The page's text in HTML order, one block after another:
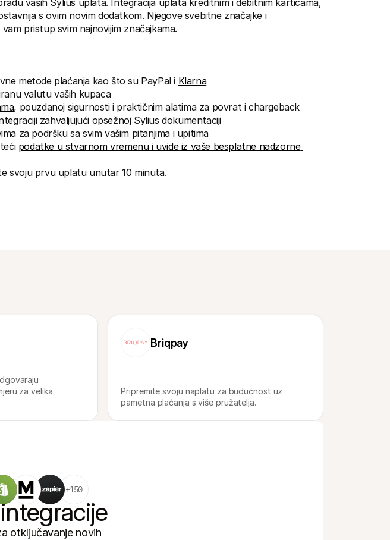
vaših Sylius uplata. Integracija uplata kreditnim i debitnim karticama,
s ovim novim dodatkom. Njegove svebitne značajke i
pristup svim najnovijim značajkama.
metode plaćanja kao što su PayPal i Klarna
valutu vaših kupaca
, pouzdanoj sigurnosti i praktičnim alatima za povrat i chargeback
zahvaljujući opsežnoj Sylius dokumentaciji
za podršku sa svim vašim pitanjima i upitima
podatke u stvarnom vremenu i uvide iz vaše besplatne nadzorne
svoju prvu uplatu unutar 10 minuta.
za velika
Briqpay
Pripremite svoju naplatu za budućnost uz
pametna plaćanja s više pružatelja.
+150
otključavanje novih